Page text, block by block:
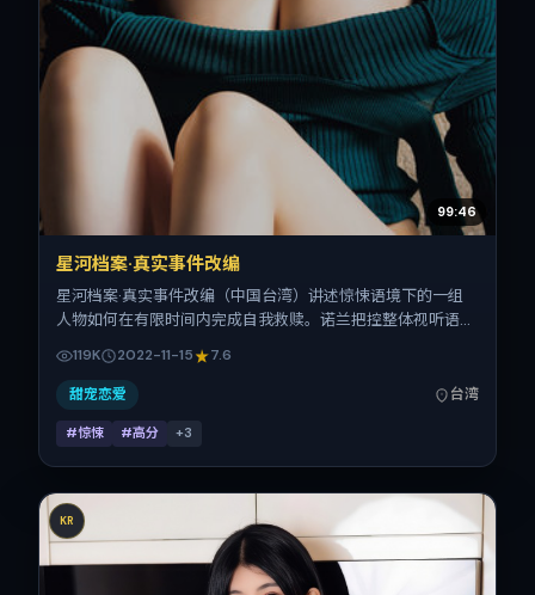
99:46
星河档案·真实事件改编
星河档案·真实事件改编（中国台湾）讲述惊悚语境下的一组
人物如何在有限时间内完成自我救赎。诺兰把控整体视听语
层次丰富。影片定于 2022-11-15 起陆续登陆院线与网络平
台，贺岁档前后公映，片长114分钟。
119K 2022-11-15 7.6
甜宠恋爱 台湾
#惊悚 #高分 +3
KR